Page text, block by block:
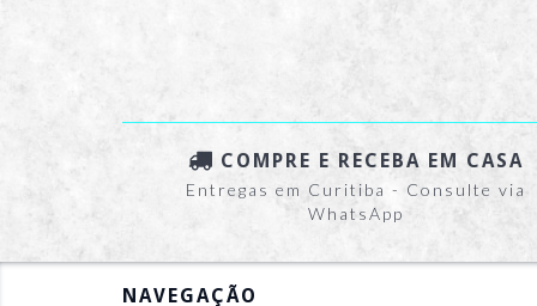
COMPRE E RECEBA EM CASA
Entregas em Curitiba - Consulte via
WhatsApp
NAVEGAÇÃO